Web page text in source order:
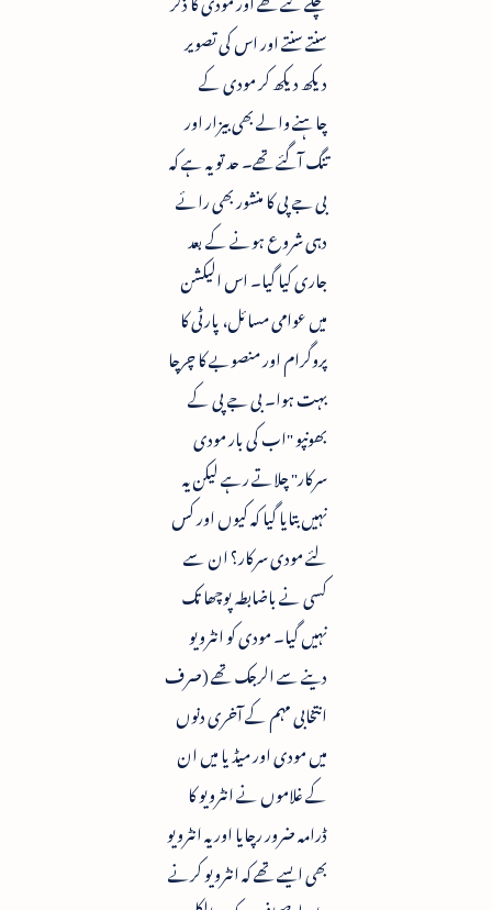
سنتے سنتے اور اس کی تصویر
دیکھ دیکھ کر مودی کے
چاہنے والے بھی بیزار اور
تنگ آگئے تھے۔ حد تو یہ ہے کہ
بی جے پی کا منشور بھی رائے
دہی شروع ہونے کے بعد
جاری کیا گیا۔ اس الیکشن
میں عوامی مسائل، پارٹی کا
پروگرام اور منصوبے کا چرچا
بہت ہوا۔ بی جے پی کے
بھونپو "اب کی بار مودی
سرکار" چلاتے رہے لیکن یہ
نہیں بتایا گیا کہ کیوں اور کس
لئے مودی سرکار؟ ان سے
کسی نے باضابطہ پوچھا تک
نہیں گیا۔ مودی کو انٹرویو
دینے سے الرجک تھے (صرف
انتخابی مہم کے آخری دنوں
میں مودی اور میڈیا میں ان
کے غلاموں نے انٹرویو کا
ڈرامہ ضرور رچایا اور یہ انٹرویو
بھی ایسے تھے کہ انٹرویو کرنے